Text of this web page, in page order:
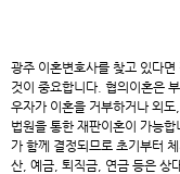
광주 이혼변호사를 찾고 있다면
것이 중요합니다. 협의이혼은
우자가 이혼을 거부하거나 외
법원을 통한 재판이혼이 가능
가 함께 결정되므로 초기부터
산, 예금, 퇴직금, 연금 등은 상